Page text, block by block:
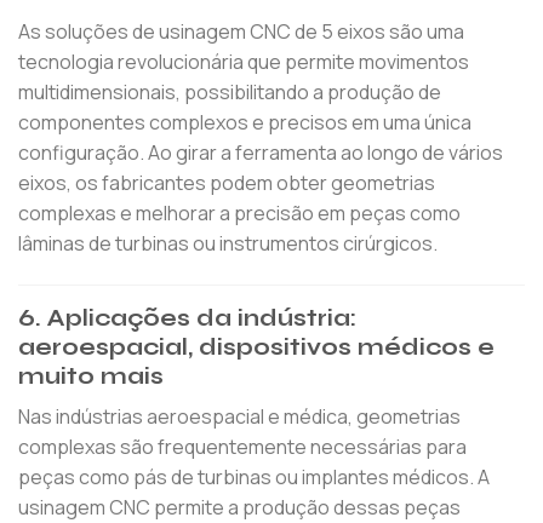
As soluções de usinagem CNC de 5 eixos são uma
tecnologia revolucionária que permite movimentos
multidimensionais, possibilitando a produção de
componentes complexos e precisos em uma única
configuração. Ao girar a ferramenta ao longo de vários
eixos, os fabricantes podem obter geometrias
complexas e melhorar a precisão em peças como
lâminas de turbinas ou instrumentos cirúrgicos.
6. Aplicações da indústria:
aeroespacial, dispositivos médicos e
muito mais
Nas indústrias aeroespacial e médica, geometrias
complexas são frequentemente necessárias para
peças como pás de turbinas ou implantes médicos. A
usinagem CNC permite a produção dessas peças